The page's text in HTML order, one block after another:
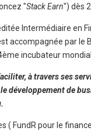
"Stack Earn") dès
Intermédiaire en
accompagnée par le
incubateur
à travers ses
développement de
( FundR pour le